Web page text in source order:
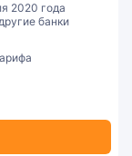
2020 года
банки